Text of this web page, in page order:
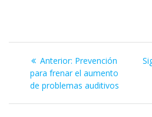
b
o
o
k
er s
A
p
p
e
dI
n
e
n
Navegación
de
entradas
Anterior: Entrada
anterior:
Prevención
para frenar el aumento
de problemas auditivos